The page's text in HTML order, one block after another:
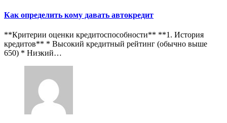
Как определить кому давать автокредит
**Критерии оценки кредитоспособности** **1. История
кредитов** * Высокий кредитный рейтинг (обычно выше
650) * Низкий…